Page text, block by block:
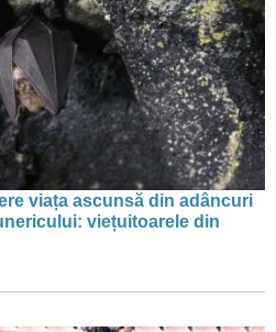
viața ascunsă din adâncuri
viețuitoarele din